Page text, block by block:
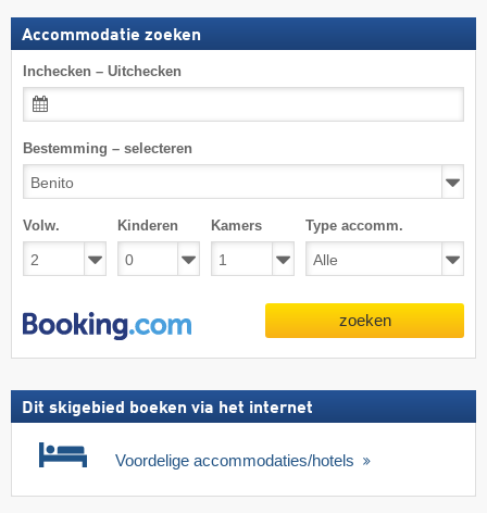
Accommodatie zoeken
Inchecken – Uitchecken
Bestemming – selecteren
Volw. Kinderen Kamers Type accomm.
zoeken
Dit skigebied boeken via het internet
Voordelige accommodaties/hotels